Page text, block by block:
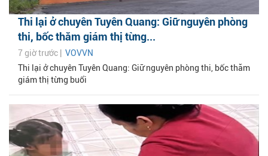
Thi lại ở chuyên Tuyên Quang: Giữ nguyên phòng
thi, bốc thăm giám thị từng...
7 giờ trước | VOVVN
Thi lại ở chuyên Tuyên Quang: Giữ nguyên phòng thi, bốc thăm
giám thị từng buổi